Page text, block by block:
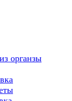
органзы